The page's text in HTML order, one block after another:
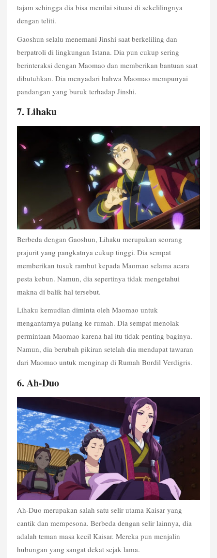
tajam sehingga dia bisa menilai situasi di sekelilingnya
dengan teliti.
Gaoshun selalu menemani Jinshi saat berkeliling dan
berpatroli di lingkungan Istana. Dia pun cukup sering
berinteraksi dengan Maomao dan memberikan bantuan saat
dibutuhkan. Dia menyadari bahwa Maomao mempunyai
pandangan yang buruk terhadap Jinshi.
7. Lihaku
Berbeda dengan Gaoshun, Lihaku merupakan seorang
prajurit yang pangkatnya cukup tinggi. Dia sempat
memberikan tusuk rambut kepada Maomao selama acara
pesta kebun. Namun, dia sepertinya tidak mengetahui
makna di balik hal tersebut.
Lihaku kemudian diminta oleh Maomao untuk
mengantarnya pulang ke rumah. Dia sempat menolak
permintaan Maomao karena hal itu tidak penting baginya.
Namun, dia berubah pikiran setelah dia mendapat tawaran
dari Maomao untuk menginap di Rumah Bordil Verdigris.
6. Ah-Duo
Ah-Duo merupakan salah satu selir utama Kaisar yang
cantik dan mempesona. Berbeda dengan selir lainnya, dia
adalah teman masa kecil Kaisar. Mereka pun menjalin
hubungan yang sangat dekat sejak lama.